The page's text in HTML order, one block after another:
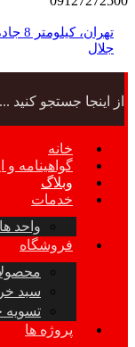
جلال
از اینجا جستجو کنید ...
خانه
گواهینامه و
وبلاگ
خدمات
واحد
فروشگاه
سبد
پروژه ها